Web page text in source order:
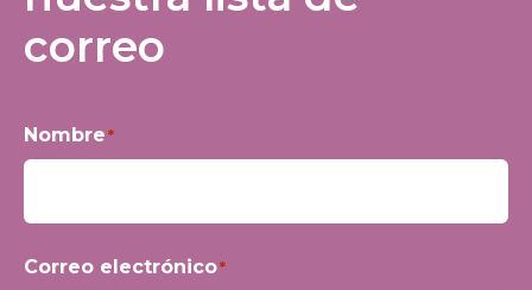
correo
Nombre*
Correo electrónico*